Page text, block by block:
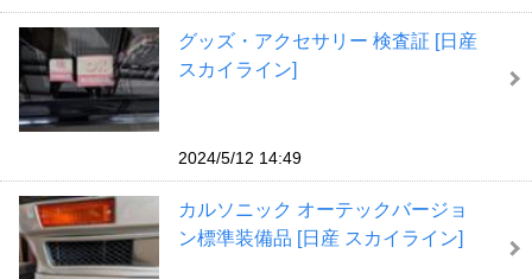
グッズ・アクセサリー 検査証 [日産
スカイライン]
2024/5/12 14:49
カルソニック オーテックバージョ
ン標準装備品 [日産 スカイライン]